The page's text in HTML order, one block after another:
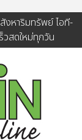
หาริมทรัพย์ ไอที-
วสดใหม่ทุกวัน